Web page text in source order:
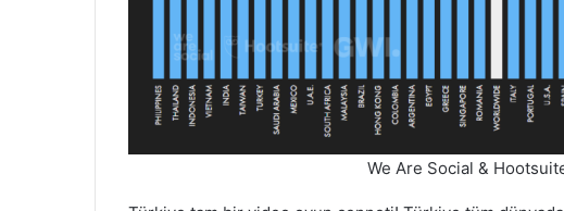
We Are Social &